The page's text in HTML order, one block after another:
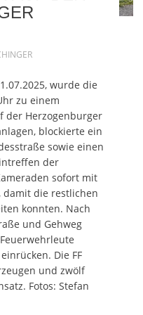
r
d
i
u
e
e
s
e
r
g
e
ö
f
n
e
t
)
wurde die
zu einem
der Herzogenburger
blockierte ein
sowie einen
der
sofort mit
damit die restlichen
konnten. Nach
und Gehweg
Die FF
und zwölf
Fotos: Stefan